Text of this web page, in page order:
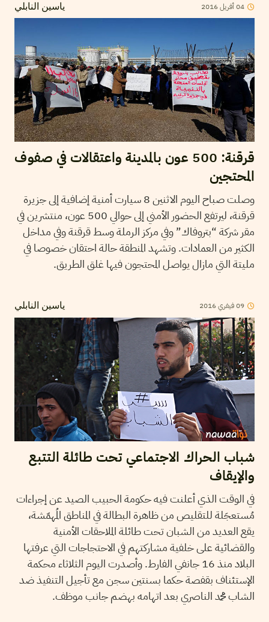
ياسين النابلي 04أفريل2016
قرقنة: 500 عون بالمدينة واعتقالات في صفوف
المحتجين
وصلت صباح اليوم الاثنين 8 سيارت أمنية إضافية إلى جزيرة
قرقنة، ليرتفع الحضور الأمني إلى حوالي 500 عون، منتشرين في
مقر شركة “بتروفاك” وفي مركز الرملة وسط قرقنة وفي مداخل
الكثير من العمادات. وتشهد المنطقة حالة احتقان خصوصا في
مليتة التي مازال يواصل المحتجون فيها غلق الطريق.
ياسين النابلي 09فيفري2016
شباب الحراك الاجتماعي تحت طائلة التتبع
والإيقاف
في الوقت الذي أعلنت فيه حكومة الحبيب الصيد عن إجراءات
مُستعجَلة للتقليص من ظاهرة البطالة في المناطق المُهمّشة،
يقع العديد من الشبان تحت طائلة الملاحقات الأمنية
والقضائية على خلفية مشاركتهم في الاحتجاجات التي عرفتها
البلاد منذ 16 جانفي الفارط. وأصدرت اليوم الثلاثاء محكمة
الإستئناف بقفصة حكما بسنتين سجن مع تأجيل التنفيذ ضد
الشاب محمد الناصري بعد اتهامه بهضم جانب موظف.